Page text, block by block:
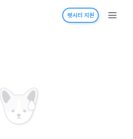
펫시터 지원